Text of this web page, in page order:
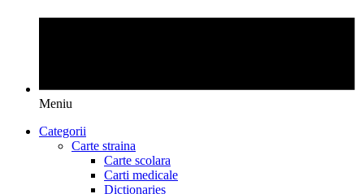
Meniu
Categorii
Carte straina
Carte scolara
Carti medicale
Dictionaries